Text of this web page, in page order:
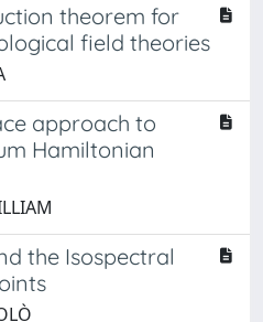
theorem for
field theories
approach to
Hamiltonian
the Isospectral